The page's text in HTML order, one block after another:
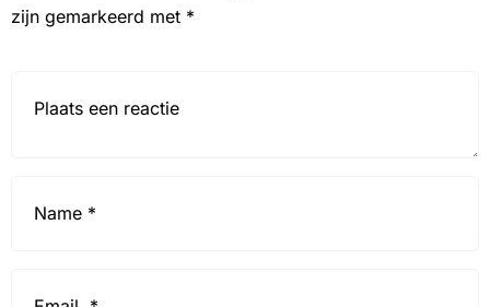
zijn gemarkeerd met *